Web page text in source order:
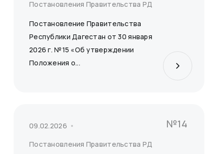
Постановления Правительства РД
Постановление Правительства
Республики Дагестан от 30 января
2026 г. №15 «Об утверждении
Положения о...
09.02.2026
Постановления Правительства РД
№14